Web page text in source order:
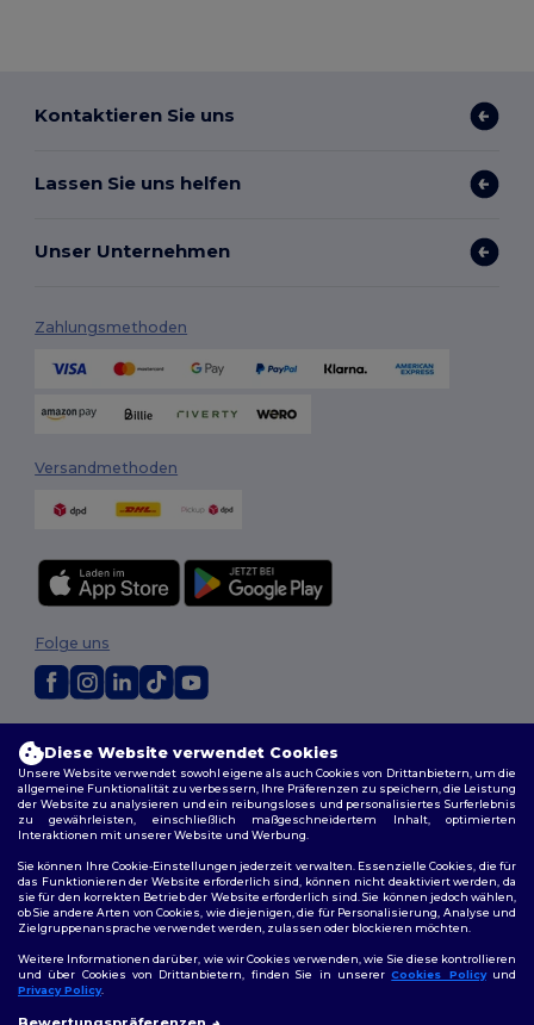
Kontaktieren Sie uns
Lassen Sie uns helfen
Unser Unternehmen
Zahlungsmethoden
Versandmethoden
Allgemeine Geschäftsbedingungen|Personalisierungsrichtlinien
Datenschutzbestimmungen|Cookie-Richtlinie|Site Map
Folge uns
Berlin| Hamburg |München| Köln|Frankfurt Dortmund
Diese Website verwendet Cookies
Unsere Website verwendet sowohl eigene als auch Cookies von Drittanbietern, um die
allgemeine Funktionalität zu verbessern, Ihre Präferenzen zu speichern, die Leistung
der Website zu analysieren und ein reibungsloses und personalisiertes Surferlebnis
zu gewährleisten, einschließlich maßgeschneidertem Inhalt, optimierten
Interaktionen mit unserer Website und Werbung.
Sie können Ihre Cookie-Einstellungen jederzeit verwalten. Essenzielle Cookies, die für
das Funktionieren der Website erforderlich sind, können nicht deaktiviert werden, da
sie für den korrekten Betrieb der Website erforderlich sind. Sie können jedoch wählen,
ob Sie andere Arten von Cookies, wie diejenigen, die für Personalisierung, Analyse und
Zielgruppenansprache verwendet werden, zulassen oder blockieren möchten.
Weitere Informationen darüber, wie wir Cookies verwenden, wie Sie diese kontrollieren
und über Cookies von Drittanbietern, finden Sie in unsererCookies Policyund
Privacy Policy.